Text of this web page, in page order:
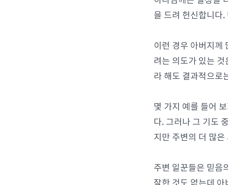
을 드려 헌신합니다
이런 경우 아버지께
려는 의도가 있는
라 해도 결과적으로
몇 가지 예를 들어
다. 그러나 그 기도
지만 주변의 더 많
주변 일꾼들은 믿음